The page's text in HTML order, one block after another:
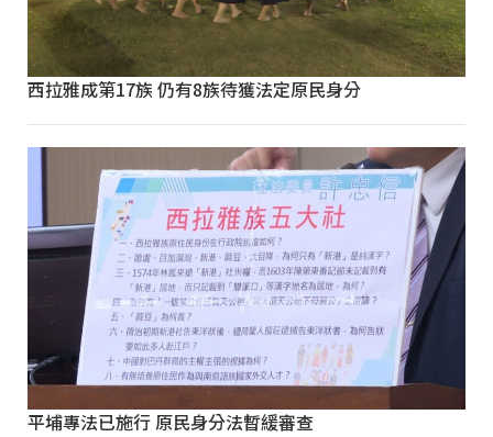
西拉雅成第17族 仍有8族待獲法定原民身分
平埔專法已施行 原民身分法暫緩審查